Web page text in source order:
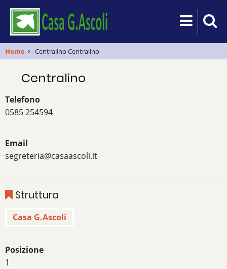
Salta
contenuto
principale
Home Centralino Centralino
Centralino
Telefono
0585 254594
Email
segreteria@casaascoli.it
Struttura
Casa G.Ascoli
Posizione
1